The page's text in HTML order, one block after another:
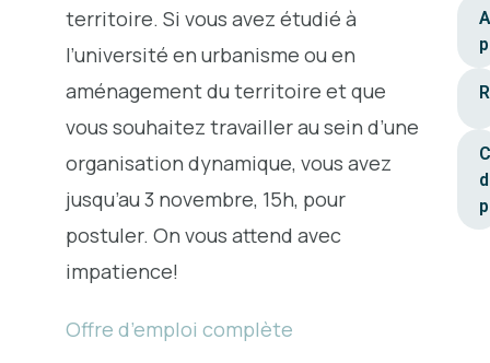
territoire. Si vous avez étudié à
l’université en urbanisme ou en
aménagement du territoire et que
vous souhaitez travailler au sein d’une
organisation dynamique, vous avez
jusqu’au 3 novembre, 15h, pour
postuler. On vous attend avec
impatience!
Offre d’emploi complète